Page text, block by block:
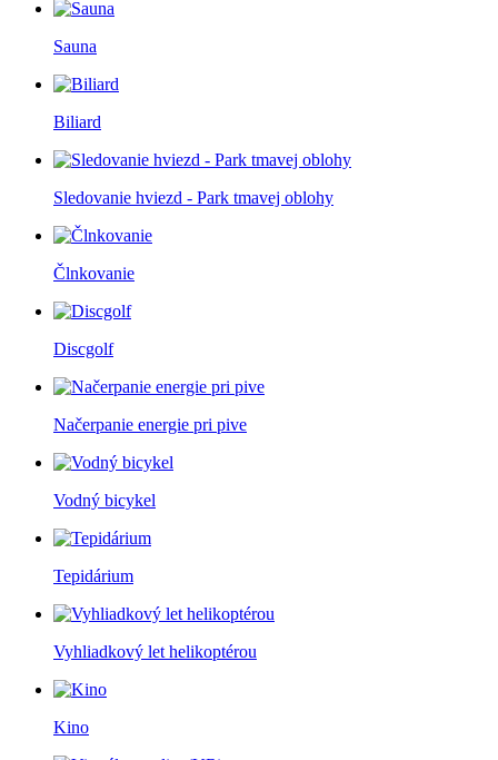
Sauna
Biliard
Sledovanie hviezd - Park tmavej oblohy
Člnkovanie
Discgolf
Načerpanie energie pri pive
Vodný bicykel
Tepidárium
Vyhliadkový let helikoptérou
Kino